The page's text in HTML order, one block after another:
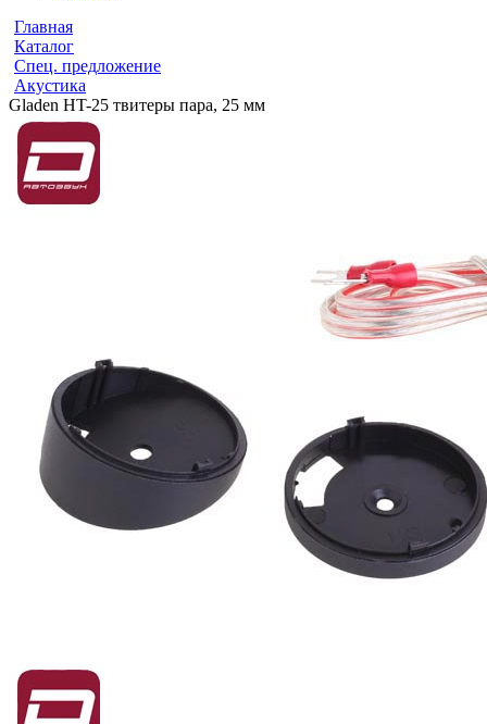
Главная
Каталог
Спец. предложение
Акустика
Gladen HT-25 твитеры пара, 25 мм